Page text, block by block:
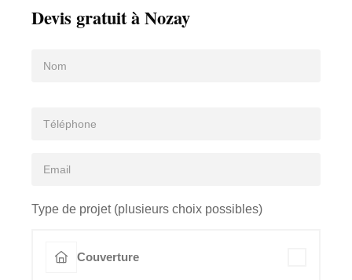
Devis gratuit à Nozay
Type de projet (plusieurs choix possibles)
Couverture